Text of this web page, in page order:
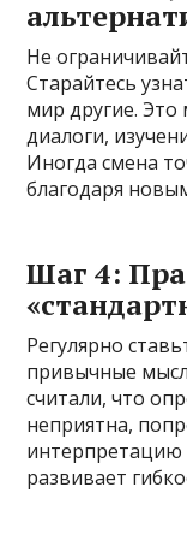
Не
Старайтесь
мир другие. Это
диалоги,
Иногда смена
благодаря
Шаг 4:
Регулярно
привычные
считали, что
неприятна,
интерпретацию
развивает